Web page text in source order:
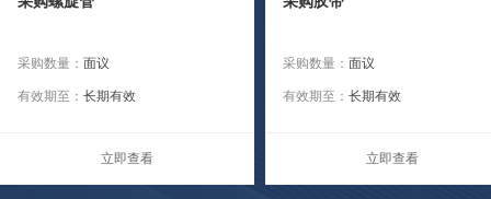
采购数量： 面议
有效期至： 长期有效
立即查看
采购数量： 面议
有效期至： 长期有效
立即查看